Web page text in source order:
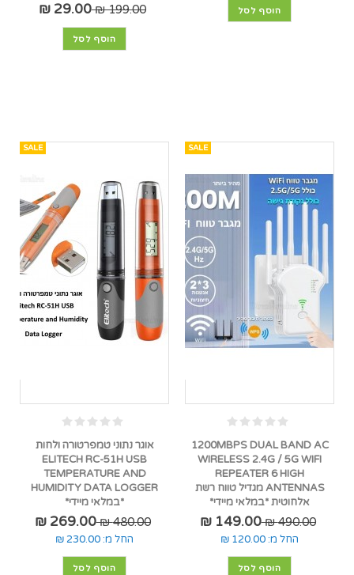
הוסף לסל 199.00 ₪
29.00 ₪
הוסף לסל
SALE
1200MBPS DUAL BAND AC
WIRELESS 2.4G / 5G WIFI
REPEATER 6 HIGH
ANTENNAS מגדיל טווח רשת
אלחוטית *במלאי מיידי*
490.00 ₪
149.00 ₪
החל מ: 120.00 ₪
הוסף לסל
SALE
אוגר נתוני טמפרטורה ולחות
ELITECH RC-51H USB
TEMPERATURE AND
HUMIDITY DATA LOGGER
*במלאי מיידי*
480.00 ₪
269.00 ₪
החל מ: 230.00 ₪
הוסף לסל